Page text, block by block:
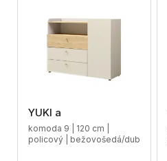
YUKI a
komoda 9 | 120 cm |
policový | bežovošedá/dub